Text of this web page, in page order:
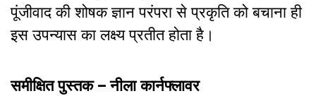
पूंजीवाद की शोषक ज्ञान परंपरा से प्रकृति को बचाना ही
इस उपन्यास का लक्ष्य प्रतीत होता है।
समीक्षित पुस्तक – नीला कार्नफ्लावर